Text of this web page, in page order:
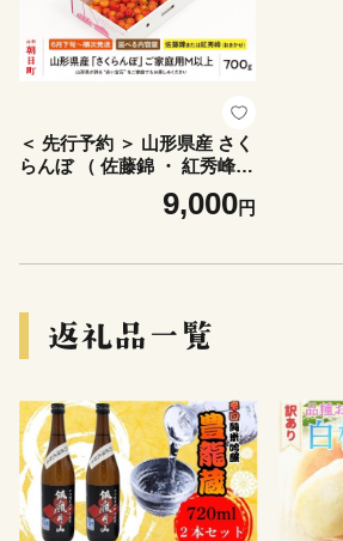
＜ 先行予約 ＞ 山形県産 さく
らんぼ （ 佐藤錦 ・ 紅秀峰
） ご家庭用 M以上 700g 【20
26年6月下旬から7月上旬発
9,000円